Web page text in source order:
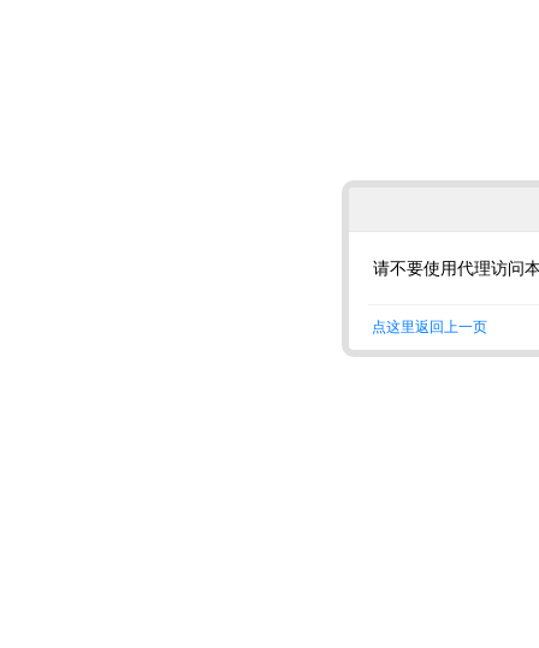
请不要使用代理访问
点这里返回上一页